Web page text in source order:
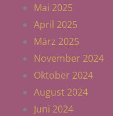
Mai 2025
April 2025
März 2025
November 2024
Oktober 2024
August 2024
Juni 2024